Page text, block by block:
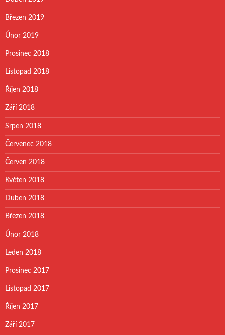
Březen 2019
Únor 2019
Prosinec 2018
Listopad 2018
Říjen 2018
Září 2018
Srpen 2018
Červenec 2018
Červen 2018
Květen 2018
Duben 2018
Březen 2018
Únor 2018
Leden 2018
Prosinec 2017
Listopad 2017
Říjen 2017
Září 2017